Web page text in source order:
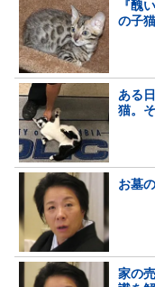
『醜
の子
ある
猫。
お墓
家の